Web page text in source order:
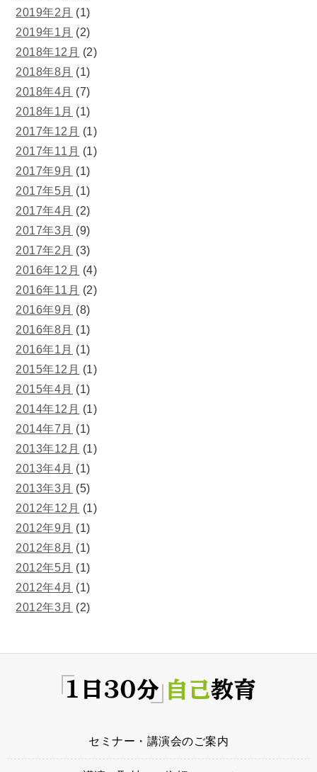
2019年2月 (1)
2019年1月 (2)
2018年12月 (2)
2018年8月 (1)
2018年4月 (7)
2018年1月 (1)
2017年12月 (1)
2017年11月 (1)
2017年9月 (1)
2017年5月 (1)
2017年4月 (2)
2017年3月 (9)
2017年2月 (3)
2016年12月 (4)
2016年11月 (2)
2016年9月 (8)
2016年8月 (1)
2016年1月 (1)
2015年12月 (1)
2015年4月 (1)
2014年12月 (1)
2014年7月 (1)
2013年12月 (1)
2013年4月 (1)
2013年3月 (5)
2012年12月 (1)
2012年9月 (1)
2012年8月 (1)
2012年5月 (1)
2012年4月 (1)
2012年3月 (2)
セミナー・講演会のご案内